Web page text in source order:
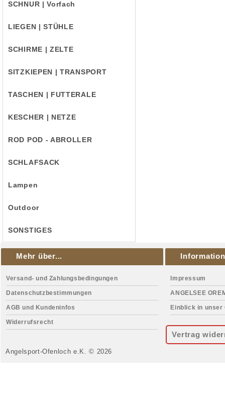
SCHNUR | Vorfach
LIEGEN | STÜHLE
SCHIRME | ZELTE
SITZKIEPEN | TRANSPORT
TASCHEN | FUTTERALE
KESCHER | NETZE
ROD POD - ABROLLER
SCHLAFSACK
Lampen
Outdoor
SONSTIGES
Mehr über...
Versand- und Zahlungsbedingungen
Datenschutzbestimmungen
AGB und Kundeninfos
Widerrufsrecht
Impressum
ANGELSEE
Einblick in unser
Vertrag
Angelsport-Ofenloch e.K. © 2026